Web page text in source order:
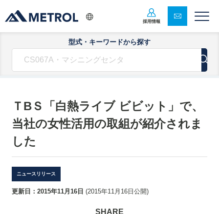
採用情報
型式・キーワードから探す
ＴBＳ「白熱ライブ ビビット」で、
当社の女性活用の取組が紹介されま
した
ニュースリリース
更新日： 2015年11月16日 (2015年11月16日 公開)
SHARE